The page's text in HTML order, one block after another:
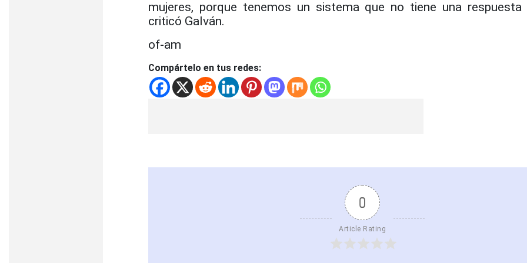
mujeres, porque tenemos un sistema que no tiene una respuesta
criticó Galván.
of-am
Compártelo en tus redes:
0
Article Rating